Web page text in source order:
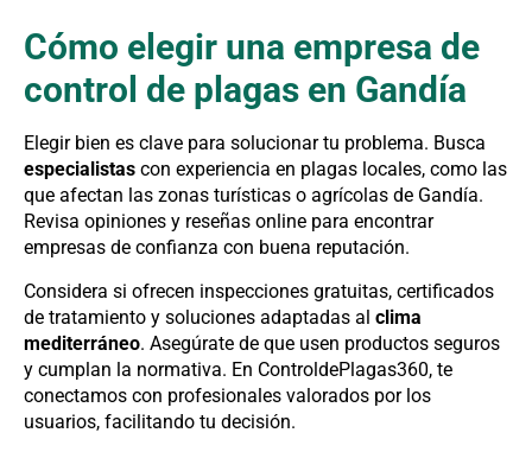
Cómo elegir una empresa de
control de plagas en Gandía
Elegir bien es clave para solucionar tu problema. Busca
especialistas con experiencia en plagas locales, como las
que afectan las zonas turísticas o agrícolas de Gandía.
Revisa opiniones y reseñas online para encontrar
empresas de confianza con buena reputación.
Considera si ofrecen inspecciones gratuitas, certificados
de tratamiento y soluciones adaptadas al clima
mediterráneo. Asegúrate de que usen productos seguros
y cumplan la normativa. En ControldePlagas360, te
conectamos con profesionales valorados por los
usuarios, facilitando tu decisión.